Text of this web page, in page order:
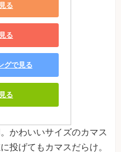
る
る
グで見る
る
かわいいサイズのカマス
投げてもカマスだらけ。